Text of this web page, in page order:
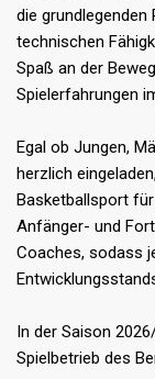
die grundlegenden
technischen
Spaß an der
Spielerfahrungen
Egal ob Jungen,
herzlich
Basketballsport
Anfänger- und
Coaches, sodass
In der Saison
Spielbetrieb des